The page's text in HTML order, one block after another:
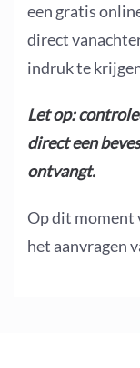
een gratis
direct
indruk te
Let op:
direct een
ontvangt.
Op dit moment
het aanvragen